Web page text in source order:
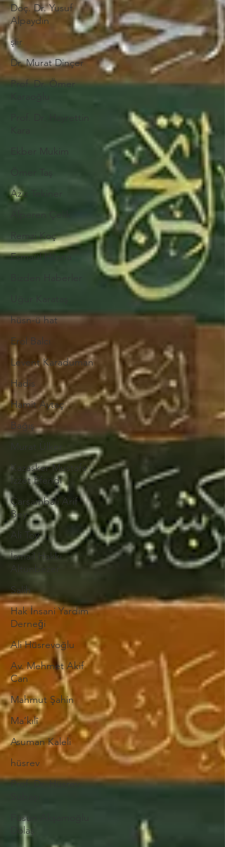
Doç. Dr. Yusuf
Alpaydın
şiir
Dr. Murat Dinçer
Prof. Dr. Ömer
Ekber Mukim
Aziz Tekiner
Alperen Çelik
Remzi Koç
Esmaül Hüsna
hüsn-ü hat
Erol Balcı
Levent Karaduman
Hadis
Hamit Aytaç
Bağış
Murat Ülker
Kazasker Mustafa
İzzet Efendi
Çarşambalı Arif
Bey
Ali Toy
İsmail Hakkı
Altunbezer
Salih
Hak İnsani Yardım
Derneği
Ali Hüsrevoğlu
Av. Mehmet Akif
Can
Mahmut Şahin
Ma’kılî
Asuman Kaleli
hüsrev
Prof. Dr. Hüsrev
Füsun Akşamoğlu
Dolaş